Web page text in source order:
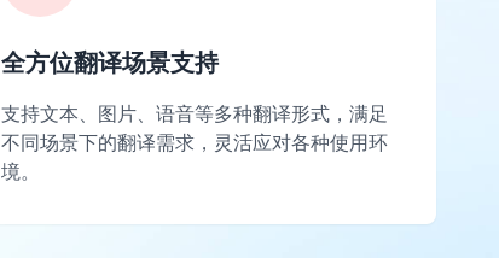
全方位翻译场景支持
支持文本、图片、语音等多种翻译形式，满足
不同场景下的翻译需求，灵活应对各种使用环
境。